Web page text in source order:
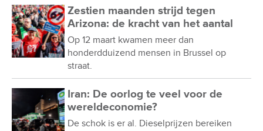
Zestien maanden strijd tegen
Arizona: de kracht van het aantal
Op 12 maart kwamen meer dan
honderdduizend mensen in Brussel op
straat.
Iran: De oorlog te veel voor de
wereldeconomie?
De schok is er al. Dieselprijzen bereiken